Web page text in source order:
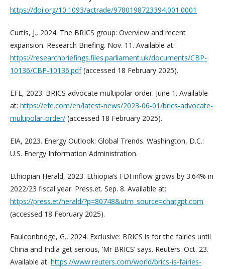
https://doi.org/10.1093/actrade/9780198723394.001.0001
Curtis, J., 2024. The BRICS group: Overview and recent
expansion. Research Briefing. Nov. 11. Available at:
https://researchbriefings.files.parliament.uk/documents/CBP-
10136/CBP-10136.pdf(accessed 18 February 2025).
EFE, 2023. BRICS advocate multipolar order. June 1. Available
at: https://efe.com/en/latest-news/2023-06-01/brics-advocate-
multipolar-order/ (accessed 18 February 2025).
EIA, 2023. Energy Outlook: Global Trends. Washington, D.C.:
U.S. Energy Information Administration.
Ethiopian Herald, 2023. Ethiopia’s FDI inflow grows by 3.64% in
2022/23 fiscal year. Press.et. Sep. 8. Available at:
https://press.et/herald/?p=80748&utm_source=chatgpt.com
(accessed 18 February 2025).
Faulconbridge, G., 2024. Exclusive: BRICS is for the fairies until
China and India get serious, ‘Mr BRICS’ says. Reuters. Oct. 23.
Available at: https://www.reuters.com/world/brics-is-fairies-